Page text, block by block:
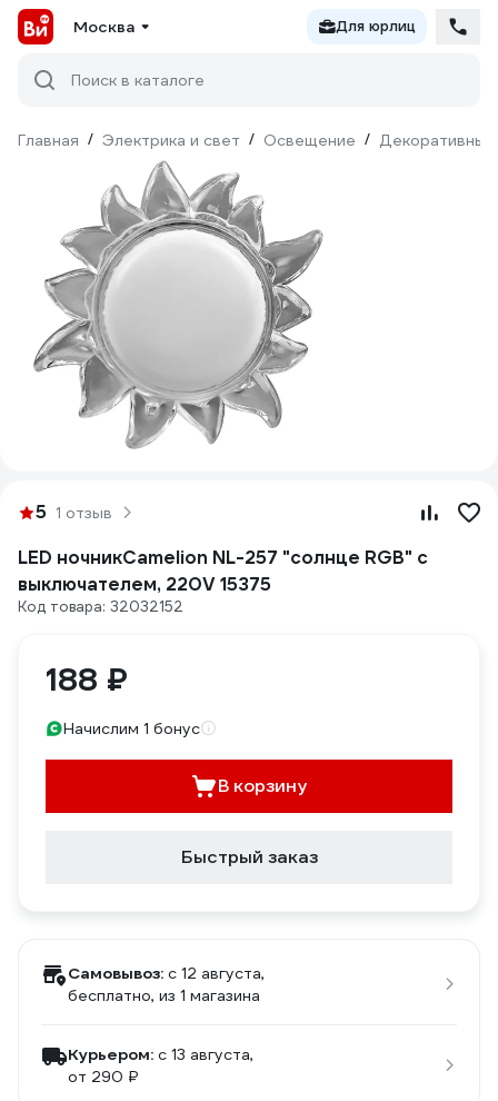
Москва Для юрлиц
Поиск в каталоге
Главная / Электрика и свет / Освещение / Декоративный
5 1 отзыв
LED ночникCamelion NL-257 "солнце RGB" с
выключателем, 220V 15375
Код товара: 32032152
188 ₽
Начислим 1 бонус
В корзину
Быстрый заказ
Самовывоз: c 12 августа,
бесплатно, из 1 магазина
Курьером: c 13 августа,
от 290 ₽